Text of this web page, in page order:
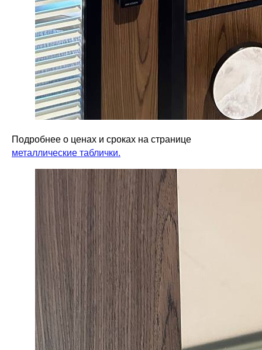
Подробнее о ценах и сроках на странице
металлические таблички.